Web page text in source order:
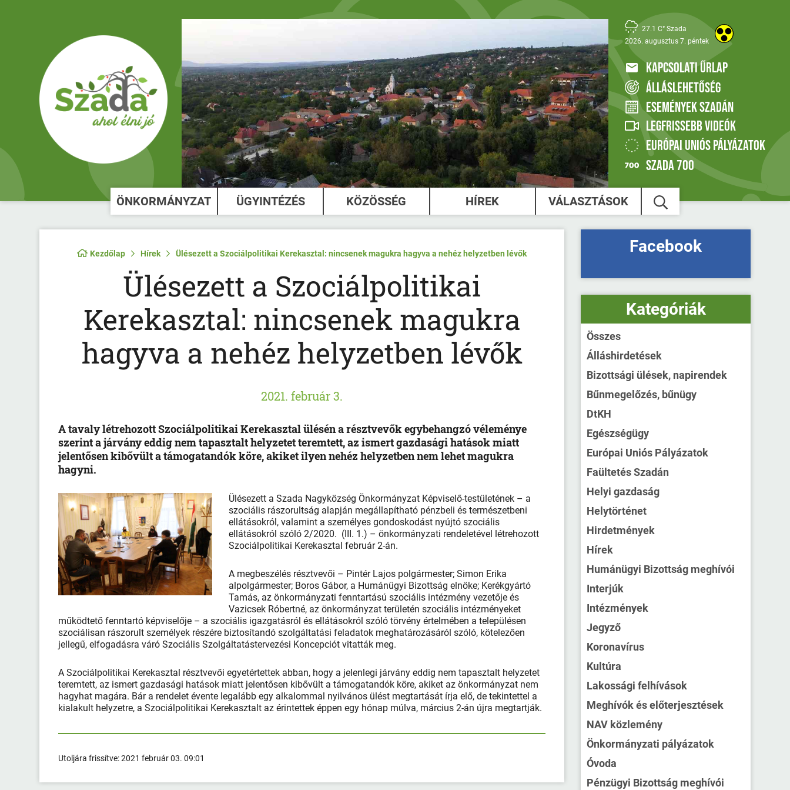
27.1 C° Szada
2026. augusztus 7. péntek
KAPCSOLATI ŰRLAP
ÁLLÁSLEHETŐSÉG
ESEMÉNYEK SZADÁN
LEGFRISSEBB VIDEÓK
EURÓPAI UNIÓS PÁLYÁZATOK
SZADA 700
ÖNKORMÁNYZAT ÜGYINTÉZÉS KÖZÖSSÉG HÍREK VÁLASZTÁSOK
Kezdőlap Hírek Ülésezett a Szociálpolitikai Kerekasztal: nincsenek magukra hagyva a nehéz helyzetben lévők
Ülésezett a Szociálpolitikai
Kerekasztal: nincsenek magukra
hagyva a nehéz helyzetben lévők
2021. február 3.
A tavaly létrehozott Szociálpolitikai Kerekasztal ülésén a résztvevők egybehangzó véleménye
szerint a járvány eddig nem tapasztalt helyzetet teremtett, az ismert gazdasági hatások miatt
jelentősen kibővült a támogatandók köre, akiket ilyen nehéz helyzetben nem lehet magukra
hagyni.
Ülésezett a Szada Nagyközség Önkormányzat Képviselő-testületének – a
szociális rászorultság alapján megállapítható pénzbeli és természetbeni
ellátásokról, valamint a személyes gondoskodást nyújtó szociális
ellátásokról szóló 2/2020. (III. 1.) – önkormányzati rendeletével létrehozott
Szociálpolitikai Kerekasztal február 2-án.
A megbeszélés résztvevői – Pintér Lajos polgármester; Simon Erika
alpolgármester; Boros Gábor, a Humánügyi Bizottság elnöke; Kerékgyártó
Tamás, az önkormányzati fenntartású szociális intézmény vezetője és
Vazicsek Róbertné, az önkormányzat területén szociális intézményeket
működtető fenntartó képviselője – a szociális igazgatásról és ellátásokról szóló törvény értelmében a településen
szociálisan rászorult személyek részére biztosítandó szolgáltatási feladatok meghatározásáról szóló, kötelezően
jellegű, elfogadásra váró Szociális Szolgáltatástervezési Koncepciót vitatták meg.
A Szociálpolitikai Kerekasztal résztvevői egyetértettek abban, hogy a jelenlegi járvány eddig nem tapasztalt helyzetet
teremtett, az ismert gazdasági hatások miatt jelentősen kibővült a támogatandók köre, akiket az önkormányzat nem
hagyhat magára. Bár a rendelet évente legalább egy alkalommal nyilvános ülést megtartását írja elő, de tekintettel a
kialakult helyzetre, a Szociálpolitikai Kerekasztalt az érintettek éppen egy hónap múlva, március 2-án újra megtartják.
Utoljára frissítve:2021 február 03. 09:01
Facebook
Kategóriák
Összes
Álláshirdetések
Bizottsági ülések, napirendek
Bűnmegelőzés, bűnügy
DtKH
Egészségügy
Európai Uniós Pályázatok
Faültetés Szadán
Helyi gazdaság
Helytörténet
Hirdetmények
Hírek
Humánügyi Bizottság meghívói
Interjúk
Intézmények
Jegyző
Koronavírus
Kultúra
Lakossági felhívások
Meghívók és előterjesztések
NAV közlemény
Önkormányzati pályázatok
Óvoda
Pénzügyi Bizottság meghívói